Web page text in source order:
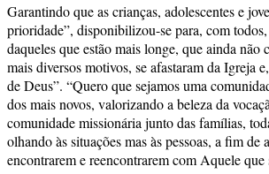
Garantindo que as crianças, adolescentes e
prioridade”, disponibilizou-se para, com
daqueles que estão mais longe, que ainda não
mais diversos motivos, se afastaram da Igreja
de Deus”. “Quero que sejamos uma
dos mais novos, valorizando a beleza da
comunidade missionária junto das famílias,
olhando às situações mas às pessoas, a fim de
encontrarem e reencontrarem com Aquele que